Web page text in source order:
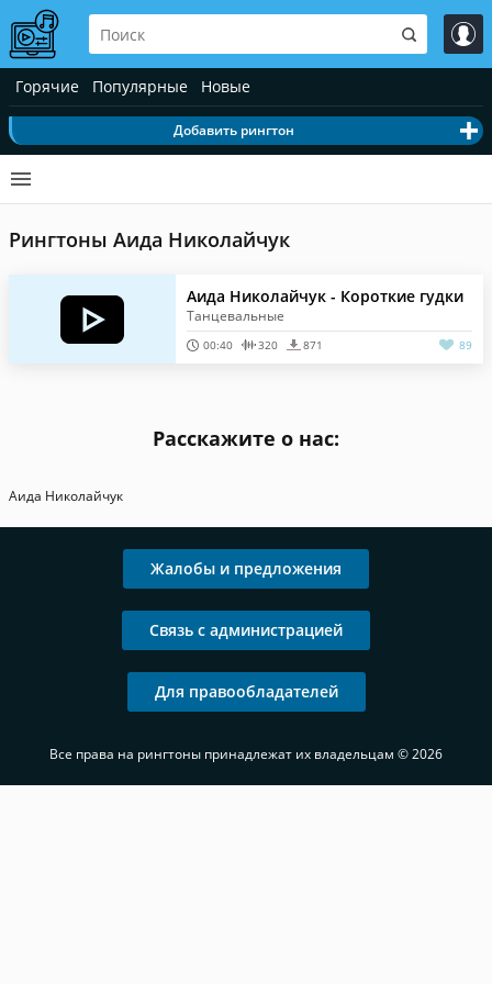
Горячие Популярные Новые
Добавить рингтон
Рингтоны Аида Николайчук
Аида Николайчук - Короткие гудки
Танцевальные
00:40 320 871 89
Расскажите о нас:
Аида Николайчук
Жалобы и предложения
Связь с администрацией
Для правообладателей
Все права на рингтоны принадлежат их владельцам © 2026